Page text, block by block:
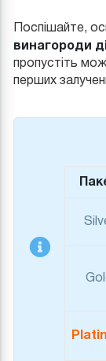
Поспішайте,
винагороди
пропустіть
перших